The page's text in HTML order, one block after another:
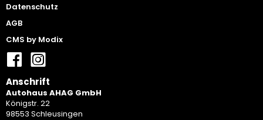
Datenschutz
AGB
CMS by Modix
Anschrift
Autohaus AHAG GmbH
Königstr. 22
98553 Schleusingen